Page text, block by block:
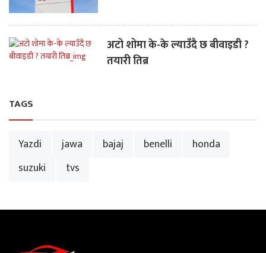
अटो शोमा के-के ल्याउँदै छ बीवाइडी ?
तयारी तिब्र
TAGS
Yazdi jawa bajaj benelli
honda
suzuki
tvs